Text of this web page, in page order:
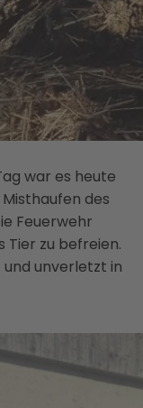
war es heute
Misthaufen des
Feuerwehr
Tier zu befreien.
unverletzt in